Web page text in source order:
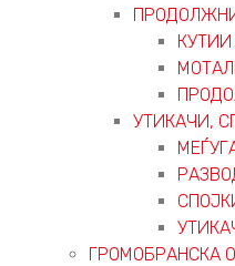
УТИКАЧИ,
ГРОМОБРАНСКА